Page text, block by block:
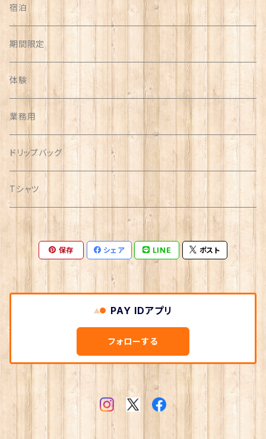
宿泊
期間限定
体験
業務用
ドリップバッグ
Tシャツ
保存 シェア LINE ポスト
PAY IDアプリ
フォローする